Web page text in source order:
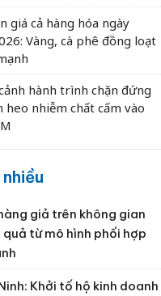
giá cả hàng hóa ngày
Vàng, cà phê đồng loạt
hành trình chặn đứng
heo nhiễm chất cấm vào
giả trên không gian
quả từ mô hình phối hợp
Khởi tố hộ kinh doanh